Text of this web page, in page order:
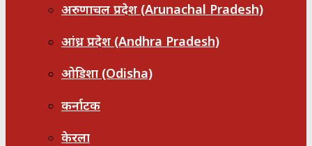
अरुणाचल प्रदेश (Arunachal Pradesh)
आंध्र प्रदेश (Andhra Pradesh)
ओडिशा (Odisha)
कर्नाटक
केरला